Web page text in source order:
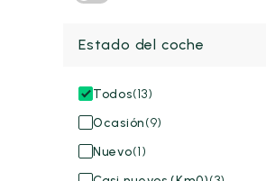
Estado del coche
(13)
Todos
(9)
Ocasión
(1)
Nuevo